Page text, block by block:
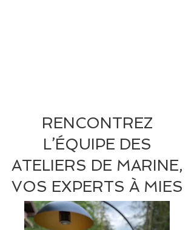
RENCONTREZ
L’ÉQUIPE DES
ATELIERS DE MARINE,
VOS EXPERTS À MIES